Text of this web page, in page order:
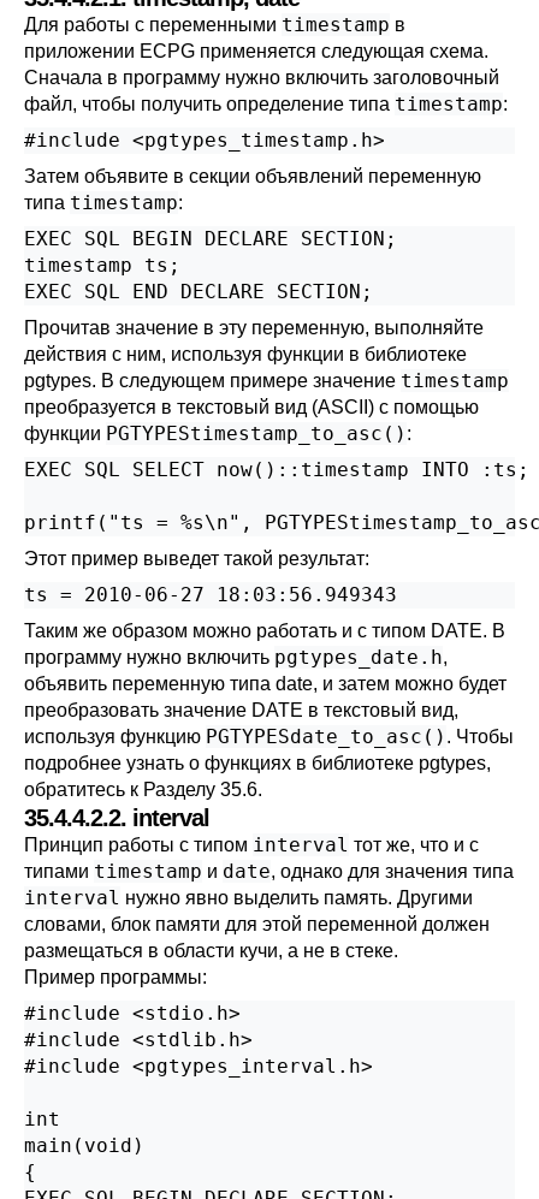
Для работы с переменными timestamp в
приложении ECPG применяется следующая схема.
Сначала в программу нужно включить заголовочный
файл, чтобы получить определение типа timestamp:
#include <pgtypes_timestamp.h>
Затем объявите в секции объявлений переменную
типа timestamp:
EXEC SQL BEGIN DECLARE SECTION;
timestamp ts;
EXEC SQL END DECLARE SECTION;
Прочитав значение в эту переменную, выполняйте
действия с ним, используя функции в библиотеке
pgtypes. В следующем примере значение timestamp
преобразуется в текстовый вид (ASCII) с помощью
функции PGTYPEStimestamp_to_asc() :
EXEC SQL SELECT now()::timestamp INTO :ts;
printf("ts = %s\n",
Этот пример выведет такой результат:
Таким же образом можно работать и с типом DATE. В
программу нужно включить pgtypes_date.h,
объявить переменную типа date, и затем можно будет
преобразовать значение DATE в текстовый вид,
используя функцию PGTYPESdate_to_asc() . Чтобы
подробнее узнать о функциях в библиотеке pgtypes,
обратитесь к Разделу 35.6.
35.4.4.2.2. interval
Принцип работы с типом interval тот же, что и с
типами timestamp и date, однако для значения типа
interval нужно явно выделить память. Другими
словами, блок памяти для этой переменной должен
размещаться в области кучи, а не в стеке.
Пример программы:
#include <stdio.h>
#include <stdlib.h>
#include <pgtypes_interval.h>
int
main(void)
{